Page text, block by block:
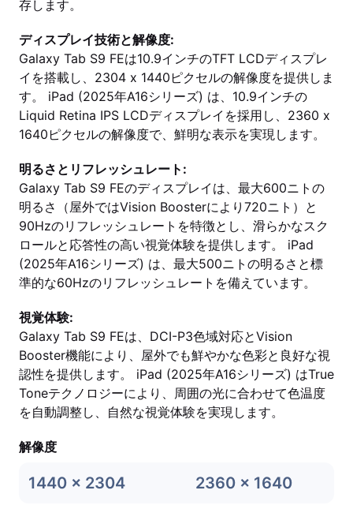
存します。
ディスプレイ技術と解像度:
Galaxy Tab S9 FEは10.9インチのTFT LCDディスプレ
イを搭載し、2304 x 1440ピクセルの解像度を提供しま
す。 iPad (2025年A16シリーズ) は、10.9インチの
Liquid Retina IPS LCDディスプレイを採用し、2360 x
1640ピクセルの解像度で、鮮明な表示を実現します。
明るさとリフレッシュレート:
Galaxy Tab S9 FEのディスプレイは、最大600ニトの
明るさ（屋外ではVision Boosterにより720ニト）と
90Hzのリフレッシュレートを特徴とし、滑らかなスク
ロールと応答性の高い視覚体験を提供します。 iPad
(2025年A16シリーズ) は、最大500ニトの明るさと標
準的な60Hzのリフレッシュレートを備えています。
視覚体験:
Galaxy Tab S9 FEは、DCI-P3色域対応とVision
Booster機能により、屋外でも鮮やかな色彩と良好な視
認性を提供します。 iPad (2025年A16シリーズ) はTrue
Toneテクノロジーにより、周囲の光に合わせて色温度
を自動調整し、自然な視覚体験を実現します。
解像度
1440 x 2304 2360 x 1640